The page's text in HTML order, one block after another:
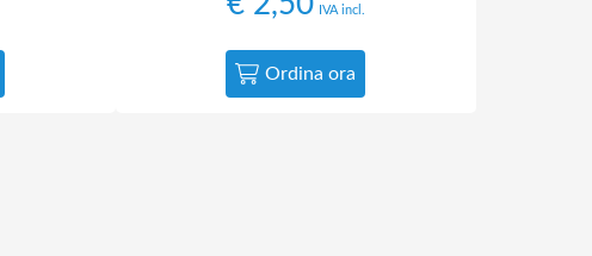
IVA incl.
Ordina ora